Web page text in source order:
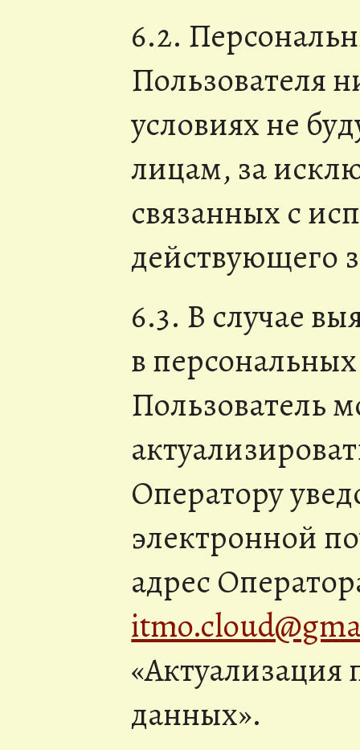
6.2.
Пользователя
условиях не
лицам, за
связанных с
действующего
6.3. В случае
в
Пользователь
Оператору
электронной
адрес
«Актуализация
данных».